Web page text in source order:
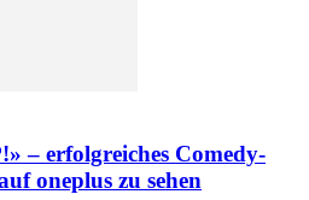
– erfolgreiches Comedy-
oneplus zu sehen